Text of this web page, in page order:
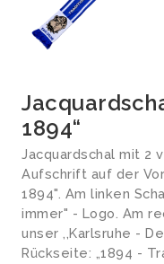
1894“
Jacquardschal mit 2
Aufschrift auf der
1894". Am linken
immer" - Logo. Am
unser ,,Karlsruhe -
Rückseite: „1894 -